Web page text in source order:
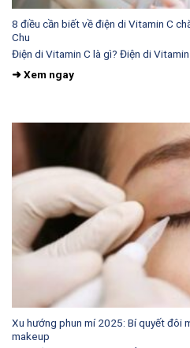
8 điều cần biết về điện di Vitamin C
Chu
Điện di Vitamin C là gì? Điện di Vitamin
Xu hướng phun mí 2025: Bí quyết đôi
makeup